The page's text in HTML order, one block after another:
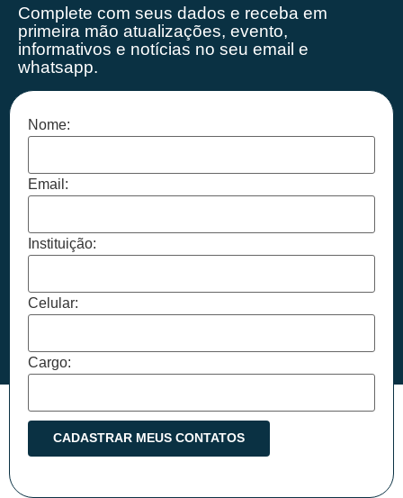
Complete com seus dados e receba em
primeira mão atualizações, evento,
informativos e notícias no seu email e
whatsapp.
Nome:
Email:
Instituição:
Celular:
Cargo: